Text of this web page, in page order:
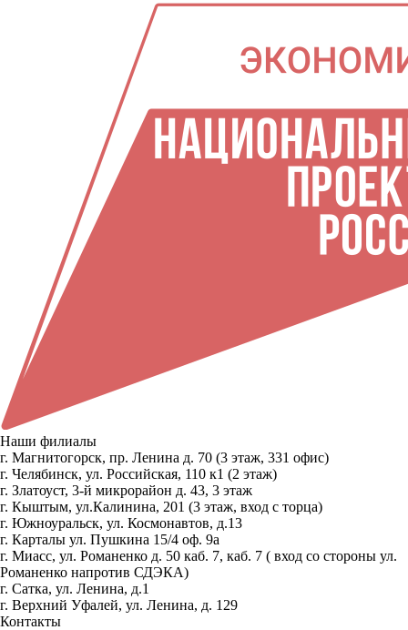
Наши филиалы
г. Магнитогорск, пр. Ленина д. 70 (3 этаж, 331 офис)
г. Челябинск, ул. Российская, 110 к1 (2 этаж)
г. Златоуст, 3-й микрорайон д. 43, 3 этаж
г. Кыштым, ул.Калинина, 201 (3 этаж, вход с торца)
г. Южноуральск, ул. Космонавтов, д.13
г. Карталы ул. Пушкина 15/4 оф. 9а
г. Миасс, ул. Романенко д. 50 каб. 7, каб. 7 ( вход со стороны ул.
Романенко напротив СДЭКА)
г. Сатка, ул. Ленина, д.1
г. Верхний Уфалей, ул. Ленина, д. 129
Контакты